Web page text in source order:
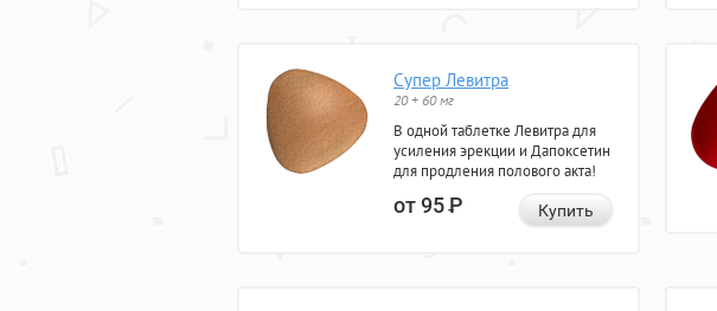
Супер Левитра
20 + 60 мг
В одной таблетке Левитра для
усиления эрекции и Дапоксетин
для продления полового акта!
от 95Р Купить